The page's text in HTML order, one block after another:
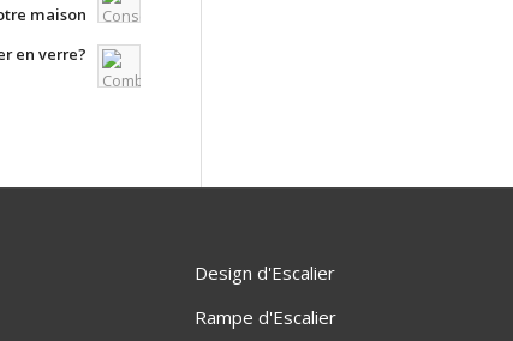
maison
en verre?
Design d'Escalier
Rampe d'Escalier